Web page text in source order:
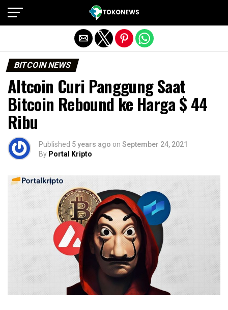
BITCOIN NEWS
Altcoin Curi Panggung Saat
Bitcoin Rebound ke Harga $ 44
Ribu
Published 5 years ago on September 24, 2021
By Portal Kripto
Exit mobile version